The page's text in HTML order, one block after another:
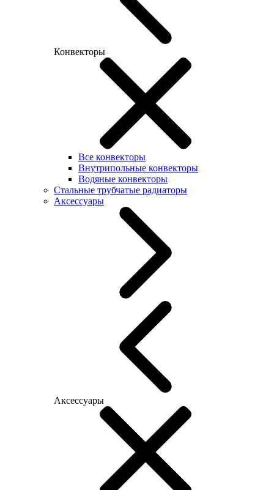
Конвекторы
Все конвекторы
Внутрипольные конвекторы
Водяные конвекторы
Стальные трубчатые радиаторы
Аксессуары
Аксессуары